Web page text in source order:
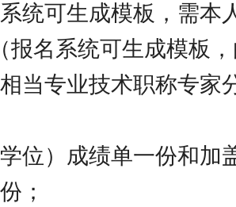
统可生成模板，需本
报名系统可生成模板
当专业技术职称专家
位）成绩单一份和加
；